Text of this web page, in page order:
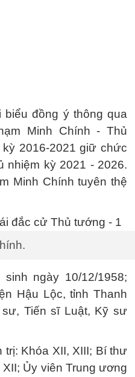
biểu đồng ý thông qua
Minh Chính - Thủ
2016-2021 giữ chức
nhiệm kỳ 2021 - 2026.
Minh Chính tuyên thệ
ngày 10/12/1958;
Hậu Lộc, tỉnh Thanh
Tiến sĩ Luật, Kỹ sư
trị: Khóa XII, XIII; Bí thư
Ủy viên Trung ương